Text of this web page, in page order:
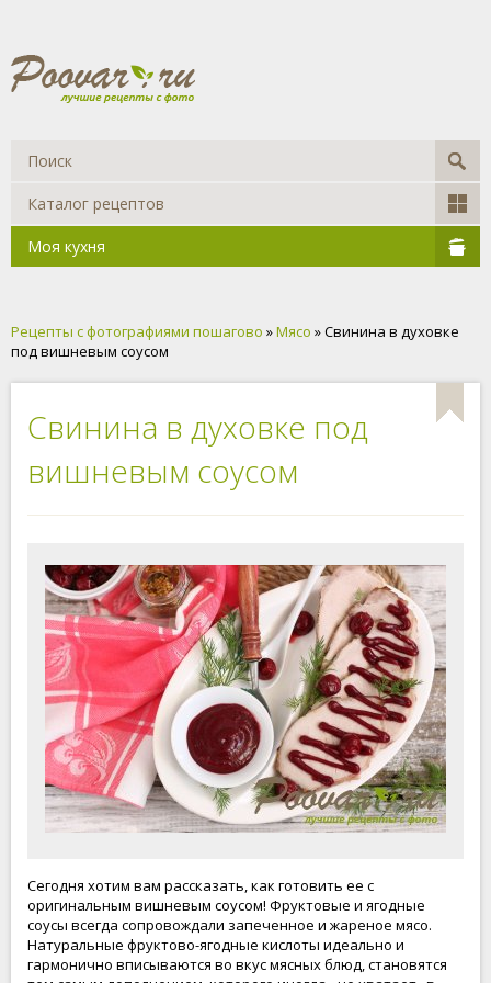
Каталог рецептов
Моя кухня
Рецепты с фотографиями пошагово »Мясо » Свинина в духовке
под вишневым соусом
Свинина в духовке под
вишневым соусом
Сегодня хотим вам рассказать, как готовить ее с
оригинальным вишневым соусом! Фруктовые и ягодные
соусы всегда сопровождали запеченное и жареное мясо.
Натуральные фруктово-ягодные кислоты идеально и
гармонично вписываются во вкус мясных блюд, становятся